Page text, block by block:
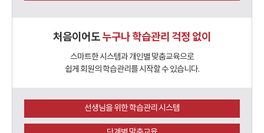
처음이어도누구나 학습관리 걱정 없이
스마트한 시스템과 개인별 맞춤교육으로
쉽게 회원의 학습관리를 시작할 수 있습니다.
선생님을 위한 학습관리 시스템